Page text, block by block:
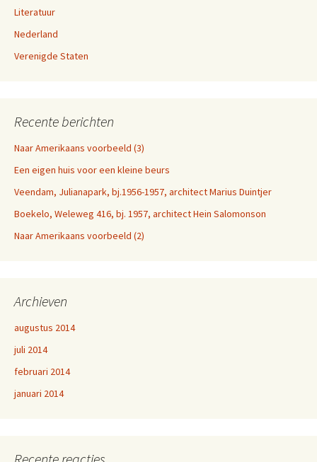
Literatuur
Nederland
Verenigde Staten
Recente berichten
Naar Amerikaans voorbeeld (3)
Een eigen huis voor een kleine beurs
Veendam, Julianapark, bj.1956-1957, architect Marius Duintjer
Boekelo, Weleweg 416, bj. 1957, architect Hein Salomonson
Naar Amerikaans voorbeeld (2)
Archieven
augustus 2014
juli 2014
februari 2014
januari 2014